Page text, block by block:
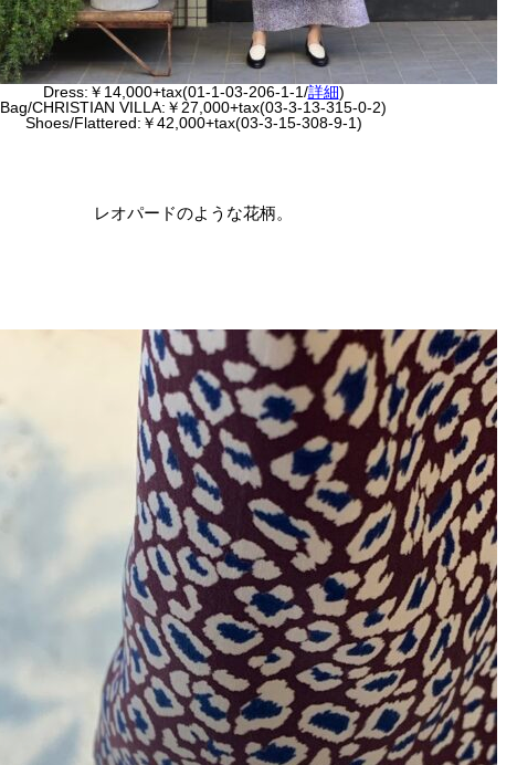
Dress:￥14,000+tax(01-1-03-206-1-1/詳細)
Bag/CHRISTIAN VILLA:￥27,000+tax(03-3-13-315-0-2)
Shoes/Flattered:￥42,000+tax(03-3-15-308-9-1)
レオパードのような花柄。